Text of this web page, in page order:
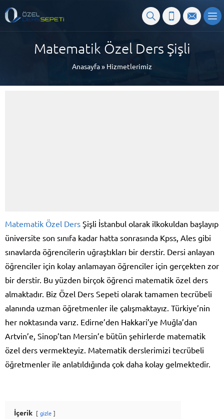
Matematik Özel Ders Şişli
Anasayfa» Hizmetlerimiz
Matematik Özel Ders Şişli İstanbul olarak ilkokuldan başlayıp
üniversite son sınıfa kadar hatta sonrasında Kpss, Ales gibi
sınavlarda öğrencilerin uğraştıkları bir derstir. Dersi anlayan
öğrenciler için kolay anlamayan öğrenciler için gerçekten zor
bir derstir. Bu yüzden birçok öğrenci matematik özel ders
almaktadır. Biz Özel Ders Sepeti olarak tamamen tecrübeli
alanında uzman öğretmenler ile çalışmaktayız. Türkiye’nin
her noktasında varız. Edirne’den Hakkari’ye Muğla’dan
Artvin’e, Sinop’tan Mersin’e bütün şehirlerde matematik
özel ders vermekteyiz. Matematik derslerimizi tecrübeli
öğretmenler ile anlatıldığında çok daha kolay gelmektedir.
İçerik gizle